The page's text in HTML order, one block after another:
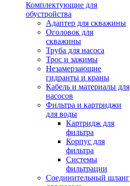
Комплектующие для
обустройства
Адаптер для скважины
Оголовок для
скважины
Труба для насоса
Трос и зажимы
Незамерзающие
гидранты и краны
Кабель и материалы для
насосов
Фильтра и картриджи
для воды
Картридж для
фильтра
Корпус для
фильтра
Системы
фильтрации
Соединительный шланг